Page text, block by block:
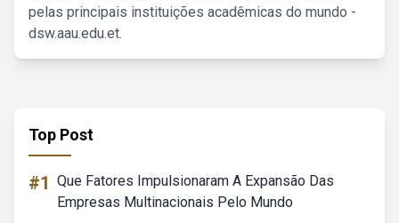
pelas principais instituições acadêmicas do mundo -
dsw.aau.edu.et.
Top Post
#1 Que Fatores Impulsionaram A Expansão Das
Empresas Multinacionais Pelo Mundo